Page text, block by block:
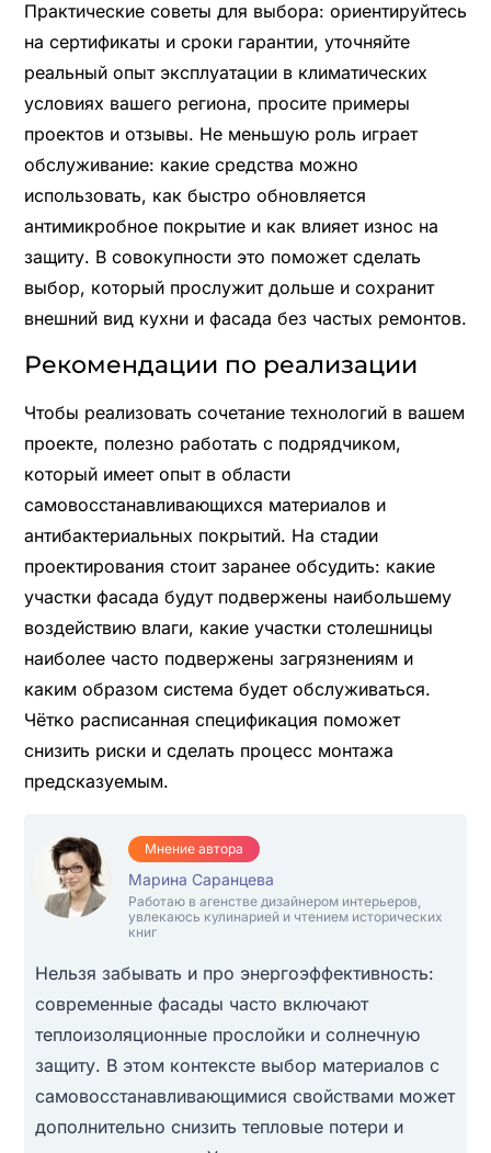
Практические советы для выбора: ориентируйтесь
на сертификаты и сроки гарантии, уточняйте
реальный опыт эксплуатации в климатических
условиях вашего региона, просите примеры
проектов и отзывы. Не меньшую роль играет
обслуживание: какие средства можно
использовать, как быстро обновляется
антимикробное покрытие и как влияет износ на
защиту. В совокупности это поможет сделать
выбор, который прослужит дольше и сохранит
внешний вид кухни и фасада без частых ремонтов.
Рекомендации по реализации
Чтобы реализовать сочетание технологий в вашем
проекте, полезно работать с подрядчиком,
который имеет опыт в области
самовосстанавливающихся материалов и
антибактериальных покрытий. На стадии
проектирования стоит заранее обсудить: какие
участки фасада будут подвержены наибольшему
воздействию влаги, какие участки столешницы
наиболее часто подвержены загрязнениям и
каким образом система будет обслуживаться.
Чётко расписанная спецификация поможет
снизить риски и сделать процесс монтажа
предсказуемым.
Мнение автора
Марина Саранцева
Работаю в агенстве дизайнером интерьеров,
увлекаюсь кулинарией и чтением исторических
книг
Нельзя забывать и про энергоэффективность:
современные фасады часто включают
теплоизоляционные прослойки и солнечную
защиту. В этом контексте выбор материалов с
самовосстанавливающимися свойствами может
дополнительно снизить тепловые потери и